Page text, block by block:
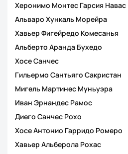
Херонимо Монтес Гарсия Навас
Альваро Хункаль Морейра
Хавьер Фигейредо Комесанья
Альберто Аранда Бухедо
Хосе Санчес
Гильермо Сантьяго Сакристан
Мигель Мартинес Муньуэра
Иван Эрнандес Рамос
Диего Санчес Рохо
Хосе Антонио Гарридо Ромеро
Хавьер Альберола Рохас